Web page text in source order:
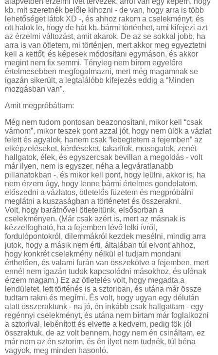
kb. mit szeretnék belőle kihozni - de van, hogy arra is több
lehetőséget látok XD -, és ahhoz rakom a cselekményt, és
ott halok le, hogy de hát kb. bármi történhet, ami kifejezi azt
az érzelmi változást, amit akarok. De az se sokkal jobb, ha
arra is van ötletem, mi történjen, mert akkor meg egyeztetni
kell a kettőt, és képesek módosítani egymáson, és akkor
megint nem fix semmi. Tényleg nem bírom egyelőre
értelmesebben megfogalmazni, mert még magamnak se
igazán sikerült, a legtalálóbb kifejezés eddig a “Minden
mozgásban van”.
Amit megpróbáltam:
Még nem tudom pontosan beazonosítani, mikor kell “csak
várnom”, mikor teszek pont azzal jót, hogy nem ülök a vázlat
felett és agyalok, hanem csak “lebegtetem a fejemben” az
elképzeléseket, kérdéseket, takarítok, mosogatok, zenét
hallgatok, élek, és egyszercsak bevillan a megoldás - volt
már ilyen, nem is egyszer, néha a legváratlanabb
pillanatokban -, és mikor kell pont, hogy leülni, akkor is, ha
nem érzem úgy, hogy lenne bármi értelmes gondolatom,
előszedni a vázlatos, ötletelős füzetem és megpróbálni
meglátni a kuszaságban a történetet és összerakni.
Volt, hogy barátnővel ötleteltünk, elsősorban a
cselekményen. (Már csak azért is, mert az másnak is
kézzelfogható, ha a fejemben lévő lelki ívről,
fordulópontokról, dilemmákról kezdek mesélni, mindig arra
jutok, hogy a másik nem érti, általában túl elvont ahhoz,
hogy konkrét cselekmény nélkül el tudjam mondani
érthetően, és valami furán van összekötve a fejemben, mert
ennél nem igazán tudok kapcsolódni másokhoz, és ufónak
érzem magam.) Ez az ötletelés volt, hogy megadta a
lendületet, lett történés is a sztoriban, és utána már össze
tudtam rakni és megírni. És volt, hogy ugyan egy délután
alatt összeraktunk - na jó, én inkább csak hallgattam - egy
regénnyi cselekményt, és utána nem bírtam már foglalkozni
a sztorival, lebénított és elvette a kedvem, pedig tök jól
összraktuk, de az volt bennem, hogy nem én csináltam, ez
már nem az én sztorim, és én ilyet nem tudnék, túl béna
vagyok, meg minden hasonló.